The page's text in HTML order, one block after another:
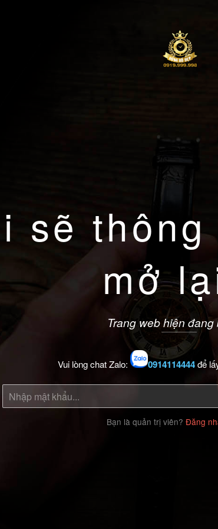
sẽ
mở
Trang web hiện đang
Vui lòng chat Zalo: 0914114444để
Bạn là quản trị viên? Đăng